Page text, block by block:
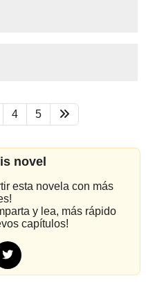
4 5
novel
esta novela con más
y lea, más rápido
capítulos!